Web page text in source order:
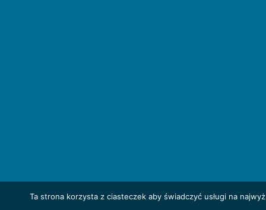
Ta strona korzysta z ciasteczek aby świadczyć usługi na